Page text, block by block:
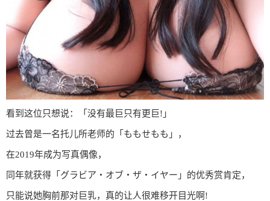
看到这位只想说：「没有最巨只有更巨!」
过去曾是一名托儿所老师的「ももせもも」，
在2019年成为写真偶像，
同年就获得「グラビア・オブ・ザ・イヤー」的优秀赏肯定，
只能说她胸前那对巨乳，真的让人很难移开目光啊!